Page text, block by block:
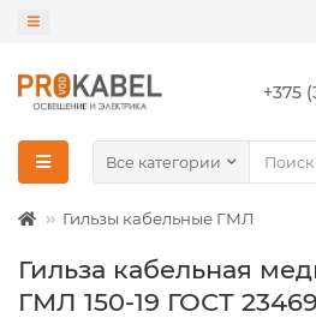
+375
Все категории
Гильзы кабельные ГМЛ
Гильза кабельная
ГМЛ 150-19 ГОСТ